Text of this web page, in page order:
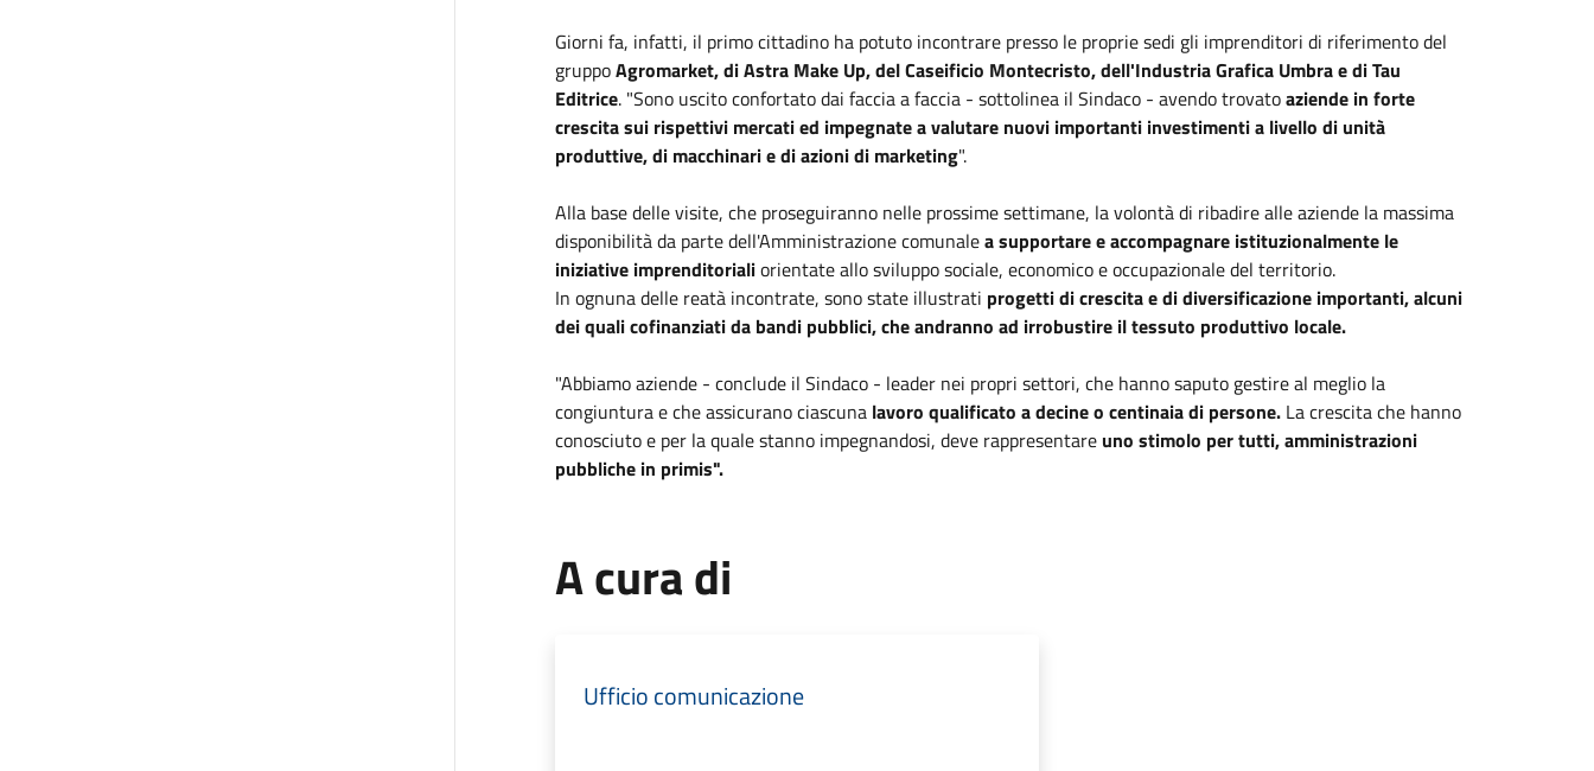
Giorni fa, infatti, il primo cittadino ha potuto incontrare presso le proprie sedi gli imprenditori di riferimento del
gruppoAgromarket, di Astra Make Up, del Caseificio Montecristo, dell'Industria Grafica Umbra e di Tau
Editrice. "Sono uscito confortato dai faccia a faccia - sottolinea il Sindaco - avendo trovatoaziende in forte
crescita sui rispettivi mercati ed impegnate a valutare nuovi importanti investimenti a livello di unità
produttive, di macchinari e di azioni di marketing".
Alla base delle visite, che proseguiranno nelle prossime settimane, la volontà di ribadire alle aziende la massima
disponibilità da parte dell'Amministrazione comunalea supportare e accompagnare istituzionalmente le
iniziative imprenditorialiorientate allo sviluppo sociale, economico e occupazionale del territorio.
In ognuna delle reatà incontrate, sono state illustrati progetti di crescita e di diversificazione importanti, alcuni
dei quali cofinanziati da bandi pubblici, che andranno ad irrobustire il tessuto produttivo locale.
"Abbiamo aziende - conclude il Sindaco - leader nei propri settori, che hanno saputo gestire al meglio la
congiuntura e che assicurano ciascunalavoro qualificato a decine o centinaia di persone.La crescita che hanno
conosciuto e per la quale stanno impegnandosi, deve rappresentare uno stimolo per tutti, amministrazioni
pubbliche in primis".
A cura di
Ufficio comunicazione